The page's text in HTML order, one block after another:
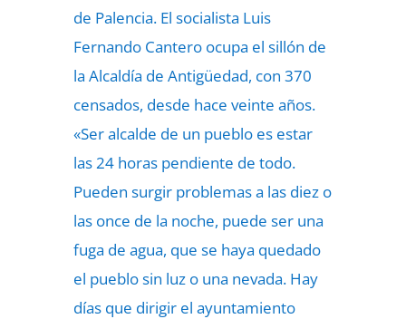
de Palencia. El socialista Luis
Fernando Cantero ocupa el sillón de
la Alcaldía de Antigüedad, con 370
censados, desde hace veinte años.
«Ser alcalde de un pueblo es estar
las 24 horas pendiente de todo.
Pueden surgir problemas a las diez o
las once de la noche, puede ser una
fuga de agua, que se haya quedado
el pueblo sin luz o una nevada. Hay
días que dirigir el ayuntamiento